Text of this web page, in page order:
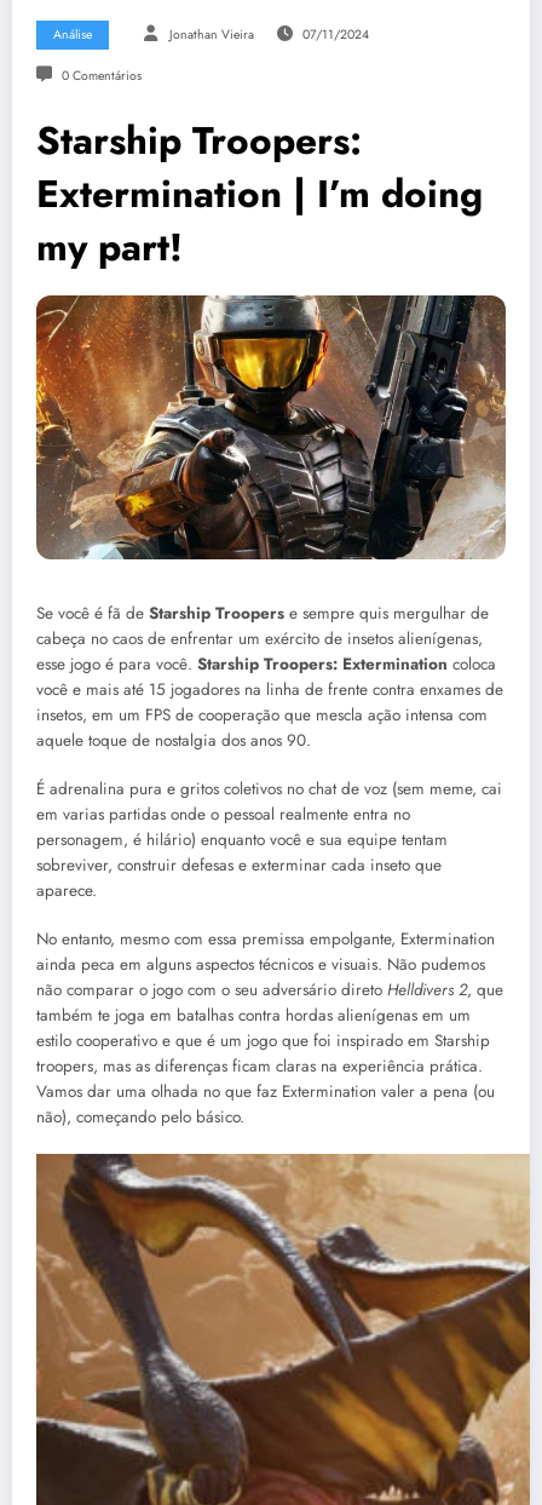
Análise Jonathan Vieira 07/11/2024
0 Comentários
Starship Troopers:
Extermination | I’m doing
my part!
Se você é fã de Starship Troopers e sempre quis mergulhar de
cabeça no caos de enfrentar um exército de insetos alienígenas,
esse jogo é para você. Starship Troopers: Extermination coloca
você e mais até 15 jogadores na linha de frente contra enxames de
insetos, em um FPS de cooperação que mescla ação intensa com
aquele toque de nostalgia dos anos 90.
É adrenalina pura e gritos coletivos no chat de voz (sem meme, cai
em varias partidas onde o pessoal realmente entra no
personagem, é hilário) enquanto você e sua equipe tentam
sobreviver, construir defesas e exterminar cada inseto que
aparece.
No entanto, mesmo com essa premissa empolgante, Extermination
ainda peca em alguns aspectos técnicos e visuais. Não pudemos
não comparar o jogo com o seu adversário direto Helldivers 2, que
também te joga em batalhas contra hordas alienígenas em um
estilo cooperativo e que é um jogo que foi inspirado em Starship
troopers, mas as diferenças ficam claras na experiência prática.
Vamos dar uma olhada no que faz Extermination valer a pena (ou
não), começando pelo básico.